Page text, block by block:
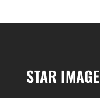
STAR IMAGE